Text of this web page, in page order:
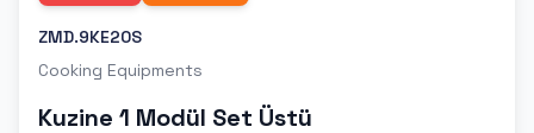
ZMD.9KE20S
Cooking Equipments
Kuzine 1 Modül Set Üstü